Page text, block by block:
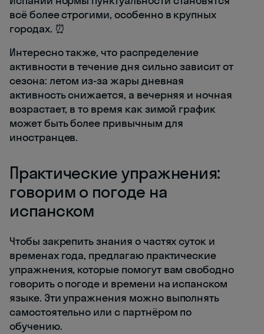
всё более строгими, особенно в крупных
городах. ⏰
Интересно также, что распределение
активности в течение дня сильно зависит от
сезона: летом из-за жары дневная
активность снижается, а вечерняя и ночная
возрастает, в то время как зимой график
может быть более привычным для
иностранцев.
Практические упражнения:
говорим о погоде на
испанском
Чтобы закрепить знания о частях суток и
временах года, предлагаю практические
упражнения, которые помогут вам свободно
говорить о погоде и времени на испанском
языке. Эти упражнения можно выполнять
самостоятельно или с партнёром по
обучению.